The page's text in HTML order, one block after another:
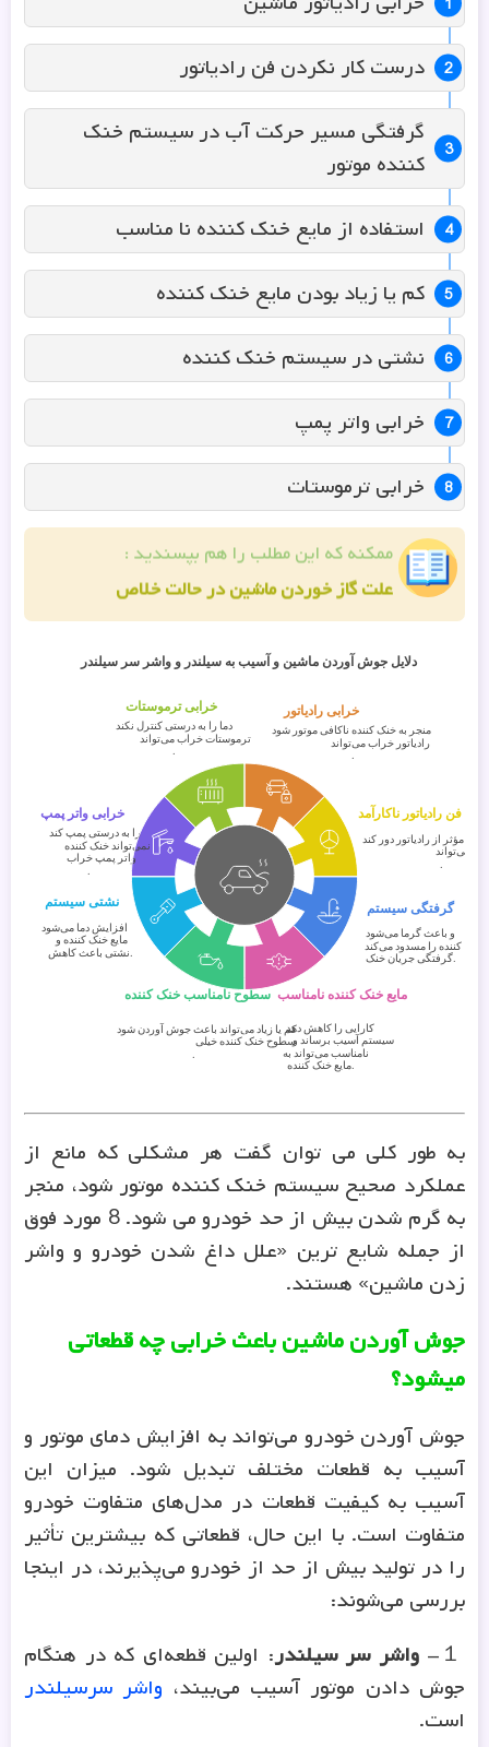
درست کار نکردن فن رادیاتور
گرفتگی مسیر حرکت آب در سیستم خنک
کننده موتور
استفاده از مایع خنک کننده نا مناسب
کم یا زیاد بودن مایع خنک کننده
نشتی در سیستم خنک کننده
خرابی واتر پمپ
خرابی ترموستات
ممکنه که این مطلب را هم بپسندید :
علت گاز خوردن ماشین در حالت خلاص
به طور کلی می توان گفت هر مشکلی که مانع از
عملکرد صحیح سیستم خنک کننده موتور شود، منجر
به گرم شدن بیش از حد خودرو می شود. 8 مورد فوق
از جمله شایع ترین «علل داغ شدن خودرو و واشر
زدن ماشین» هستند.
جوش آوردن ماشین باعث خرابی چه قطعاتی
میشود؟
جوش آوردن خودرو می‌تواند به افزایش دمای موتور و
آسیب به قطعات مختلف تبدیل شود. میزان این
آسیب به کیفیت قطعات در مدل‌های متفاوت خودرو
متفاوت است. با این حال، قطعاتی که بیشترین تأثیر
را در تولید بیش از حد از خودرو می‌پذیرند، در اینجا
بررسی می‌شوند:
１-
واشر سر سیلندر : اولین قطعه‌ای که در هنگام
جوش دادن موتور آسیب می‌بیند، واشر سرسیلندر
است.